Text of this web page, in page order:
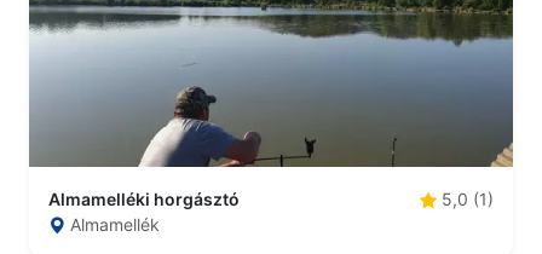
Almamelléki horgásztó
5,0 (1)
Almamellék